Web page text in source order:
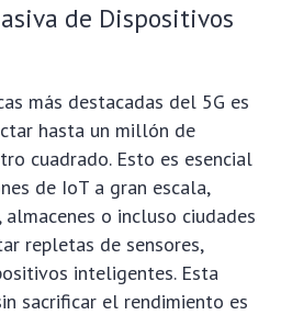
de Dispositivos
más destacadas del 5G es
hasta un millón de
cuadrado. Esto es esencial
de IoT a gran escala,
o incluso ciudades
repletas de sensores,
inteligentes. Esta
sacrificar el rendimiento es